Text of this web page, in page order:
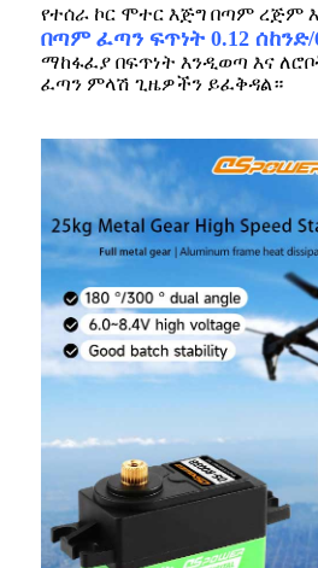
የተሰራ ኮር ሞተር እጅግ በጣም ረጅም
በጣም ፈጣን ፍጥነት 0.12 ሰከንድ/
ማከፋፈያ በፍጥነት እንዲወጣ እና
ፈጣን ምላሽ ጊዜዎችን ይፈቅዳል።